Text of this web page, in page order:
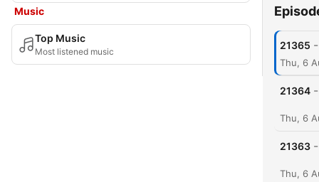
Music
Top Music
Most listened music
21365 -
Thu, 6
21364 -
Thu, 6
21363 -
Thu, 6